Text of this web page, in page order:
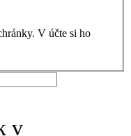
V účte si ho
v